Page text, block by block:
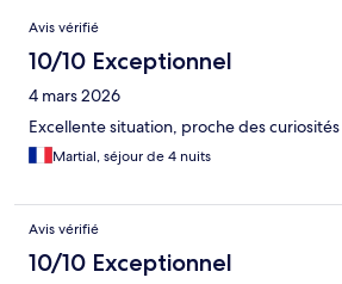
Avis
Avis vérifié
10/10 Exceptionnel
4 mars 2026
Excellente situation, proche des
Martial, séjour de 4 nuits
Avis vérifié
10/10 Exceptionnel